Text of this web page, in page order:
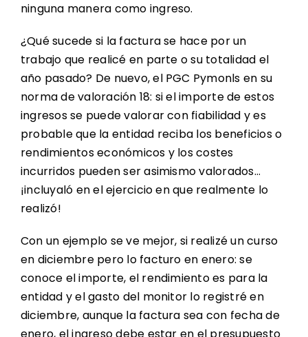
ninguna manera como ingreso.
¿Qué sucede si la factura se hace por un
trabajo que realicé en parte o su totalidad el
año pasado? De nuevo, el PGC Pymonls en su
norma de valoración 18: si el importe de estos
ingresos se puede valorar con fiabilidad y es
probable que la entidad reciba los beneficios o
rendimientos económicos y los costes
incurridos pueden ser asimismo valorados…
¡incluyaló en el ejercicio en que realmente lo
realizó!
Con un ejemplo se ve mejor, si realizé un curso
en diciembre pero lo facturo en enero: se
conoce el importe, el rendimiento es para la
entidad y el gasto del monitor lo registré en
diciembre, aunque la factura sea con fecha de